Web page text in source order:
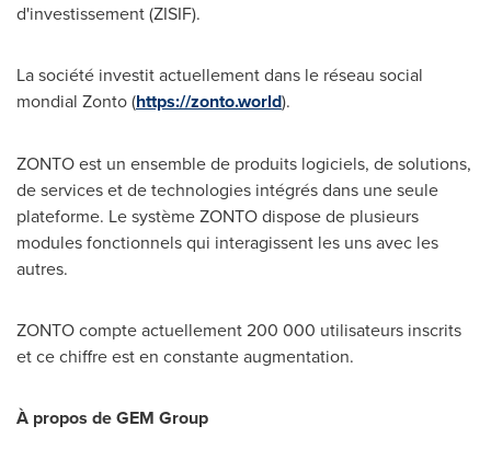
d'investissement (ZISIF).
La société investit actuellement dans le réseau social
mondial Zonto (https://zonto.world).
ZONTO est un ensemble de produits logiciels, de solutions,
de services et de technologies intégrés dans une seule
plateforme. Le système ZONTO dispose de plusieurs
modules fonctionnels qui interagissent les uns avec les
autres.
ZONTO compte actuellement 200 000 utilisateurs inscrits
et ce chiffre est en constante augmentation.
À propos de GEM Group